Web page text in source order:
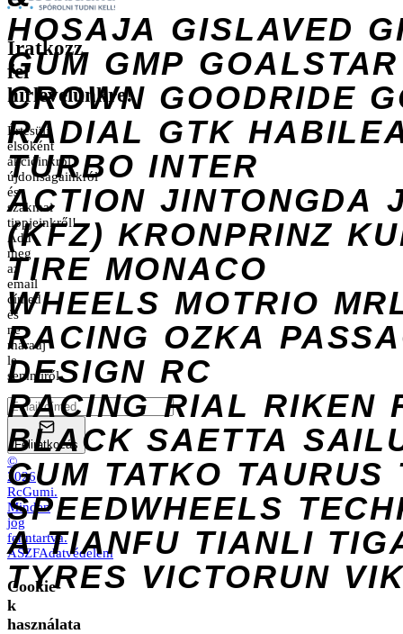
HOSAJA GISLAVED
GUM GMP GOALSTAR
CROWN GOODRIDE
RADIAL GTK
TURBO INTER
ACTION JINTONGDA
(KFZ) KRONPRINZ
TIRE MONACO
WHEELS MOTRIO
RACING OZKA
DESIGN RC
RACING RIAL RIKEN
BLACK SAETTA
GUM TATKO TAURUS
SPEEDWHEELS
A TIANFU TIANLI
TYRES VICTORUN
Iratkozz
fel
hírlevelünkre!
Értesülj
elsőként
akcióinkról,
újdonságainkról
és
szakmai
tippjeinkről!
Add
meg
az
email
címed
és
ne
maradj
le
semmiről.
Feliratkozás
©
2026
RcGumi.
Minden
jog
fenntartva.
ÁSZFAdatvédelem
Cookie-
k
használata